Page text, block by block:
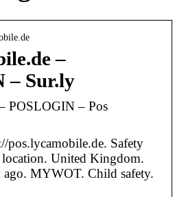
–
– Sur.ly
POSLOGIN – Pos
pos.lycamobile.de. Safety
location. United Kingdom.
ago. MYWOT. Child safety.